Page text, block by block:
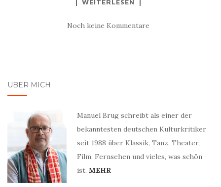
WEITERLESEN
Noch keine Kommentare
ÜBER MICH
Manuel Brug schreibt als einer der
bekanntesten deutschen Kulturkritiker
seit 1988 über Klassik, Tanz, Theater,
Film, Fernsehen und vieles, was schön
ist. MEHR